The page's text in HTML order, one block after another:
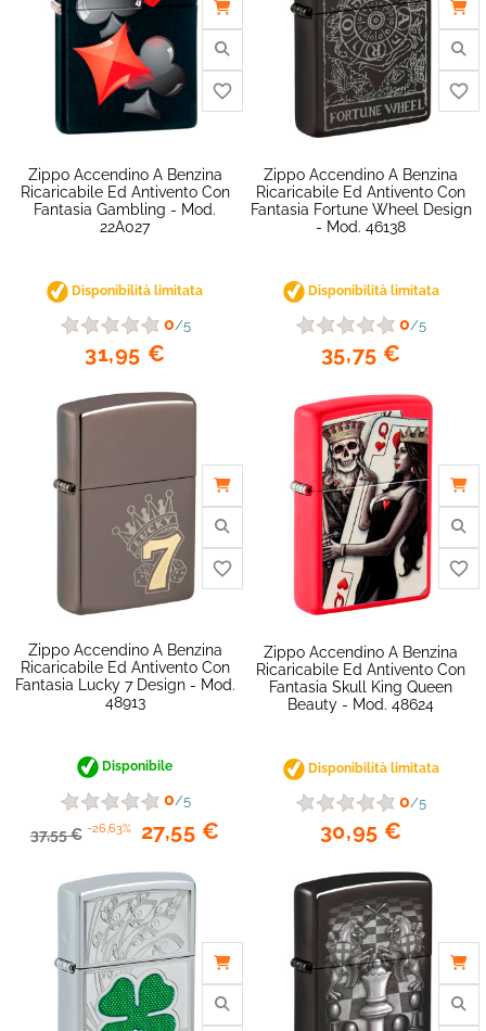
Zippo Accendino A Benzina
Ricaricabile Ed Antivento Con
Fantasia Gambling - Mod.
22A027
Disponibilità limitata
0/5
31,95 €
Zippo Accendino A Benzina
Ricaricabile Ed Antivento Con
Fantasia Fortune Wheel Design
- Mod. 46138
Disponibilità limitata
0/5
35,75 €
Zippo Accendino A Benzina
Ricaricabile Ed Antivento Con
Fantasia Lucky 7 Design - Mod.
48913
Disponibile
0/5
37,55 € -26,63% 27,55 €
Zippo Accendino A Benzina
Ricaricabile Ed Antivento Con
Fantasia Skull King Queen
Beauty - Mod. 48624
Disponibilità limitata
0/5
30,95 €